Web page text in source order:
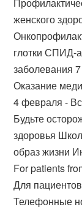
женского
глотки СПИД-
заболевания
Оказание
4 февраля -
Будьте
здоровья
образ жизни
For patients
Для
Телефонные